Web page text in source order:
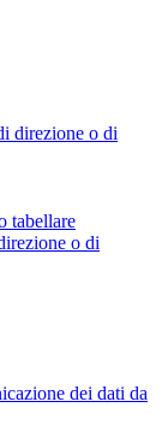
direzione o di
tabellare
o di
dei dati da